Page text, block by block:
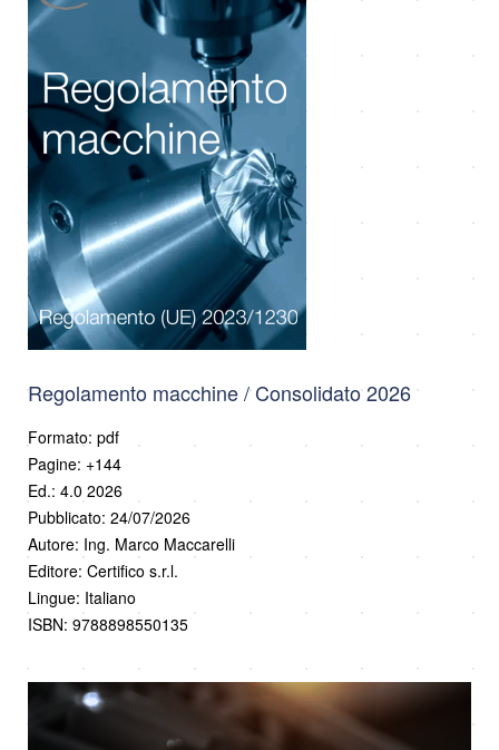
Regolamento macchine / Consolidato 2026
Formato: pdf
Pagine: +144
Ed.: 4.0 2026
Pubblicato: 24/07/2026
Autore: Ing. Marco Maccarelli
Editore: Certifico s.r.l.
Lingue: Italiano
ISBN: 9788898550135